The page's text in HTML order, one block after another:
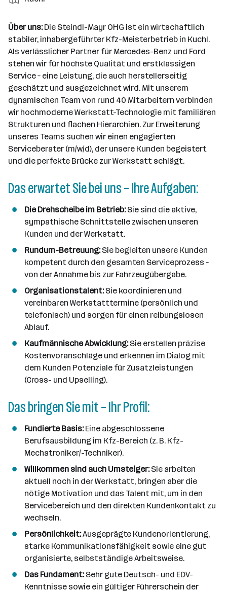
n
l
l
e
r
e
l
l
e
n
e
t
g
e
b
e
r
t
r
b
e
i
t
e
r
*
i
n
n
e
a
a
n
d
o
r
t
e
Über uns:Die Steindl-Mayr OHG ist ein wirtschaftlich
stabiler, inhabergeführter Kfz-Meisterbetrieb in Kuchl.
Als verlässlicher Partner für Mercedes-Benz und Ford
stehen wir für höchste Qualität und erstklassigen
Service – eine Leistung, die auch herstellerseitig
geschätzt und ausgezeichnet wird. Mit unserem
dynamischen Team von rund 40 Mitarbeitern verbinden
wir hochmoderne Werkstatt-Technologie mit familiären
Strukturen und flachen Hierarchien. Zur Erweiterung
unseres Teams suchen wir einen engagierten
Serviceberater (m/w/d), der unsere Kunden begeistert
und die perfekte Brücke zur Werkstatt schlägt.
Das erwartet Sie bei uns – Ihre Aufgaben:
Die Drehscheibe im Betrieb:Sie sind die aktive,
sympathische Schnittstelle zwischen unseren
Kunden und der Werkstatt.
Rundum-Betreuung:Sie begleiten unsere Kunden
kompetent durch den gesamten Serviceprozess –
von der Annahme bis zur Fahrzeugübergabe.
Organisationstalent:Sie koordinieren und
vereinbaren Werkstatttermine (persönlich und
telefonisch) und sorgen für einen reibungslosen
Ablauf.
Kaufmännische Abwicklung:Sie erstellen präzise
Kostenvoranschläge und erkennen im Dialog mit
dem Kunden Potenziale für Zusatzleistungen
(Cross- und Upselling).
Das bringen Sie mit – Ihr Profil:
Fundierte Basis:Eine abgeschlossene
Berufsausbildung im Kfz-Bereich (z. B. Kfz-
Mechatroniker/-Techniker).
Willkommen sind auch Umsteiger:Sie arbeiten
aktuell noch in der Werkstatt, bringen aber die
nötige Motivation und das Talent mit, um in den
Servicebereich und den direkten Kundenkontakt zu
wechseln.
Persönlichkeit:Ausgeprägte Kundenorientierung,
starke Kommunikationsfähigkeit sowie eine gut
organisierte, selbstständige Arbeitsweise.
Das Fundament:Sehr gute Deutsch- und EDV-
Kenntnisse sowie ein gültiger Führerschein der